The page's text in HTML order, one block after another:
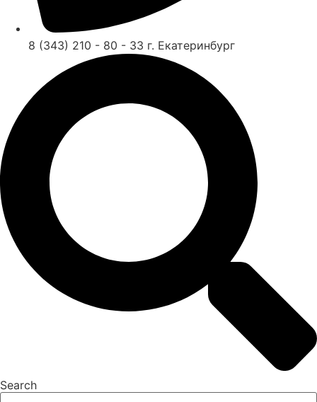
8 (343) 210 - 80 - 33 г. Екатеринбург
Search